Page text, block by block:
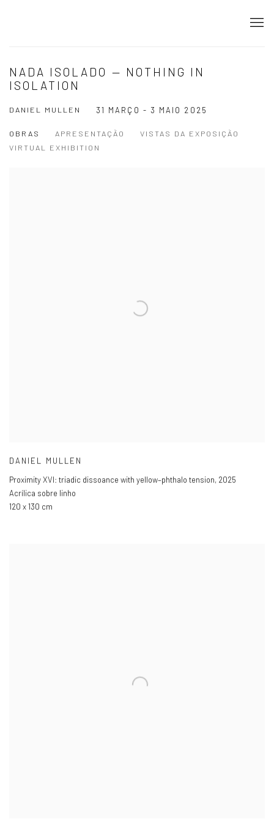
NADA ISOLADO — NOTHING IN
ISOLATION
DANIEL MULLEN 31 MARÇO - 3 MAIO 2025
OBRAS APRESENTAÇÃO
VISTAS DA EXPOSIÇÃO
VIRTUAL EXHIBITION
DANIEL MULLEN
Proximity XVI: triadic dissoance with yellow–phthalo tension, 2025
Acrílica sobre linho
120 x 130 cm